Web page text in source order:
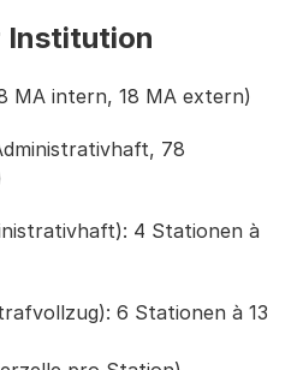
Institution
MA intern, 18 MA extern)
78
4 Stationen à
6 Stationen à 13